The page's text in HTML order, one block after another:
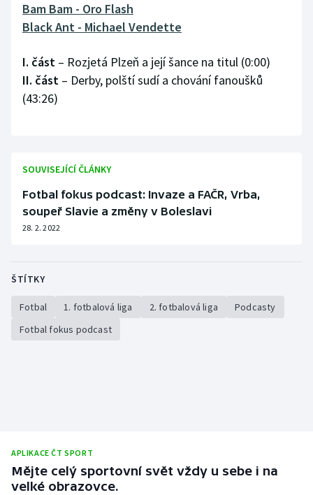
Parasport
Plážový volejbal
Short track
Stolní tenis
Ostatní
Bam Bam - Oro Flash
Black Ant - Michael Vendette
I. část – Rozjetá Plzeň a její šance na titul (0:00)
II. část – Derby, polští sudí a chování fanoušků
(43:26)
SOUVISEJÍCÍ ČLÁNKY
Fotbal fokus podcast: Invaze a FAČR, Vrba,
soupeř Slavie a změny v Boleslavi
28. 2. 2022
ŠTÍTKY
Fotbal 1. fotbalová liga 2. fotbalová liga
Podcasty
Fotbal fokus podcast
APLIKACE ČT SPORT
Mějte celý sportovní svět vždy u sebe i na
velké obrazovce.